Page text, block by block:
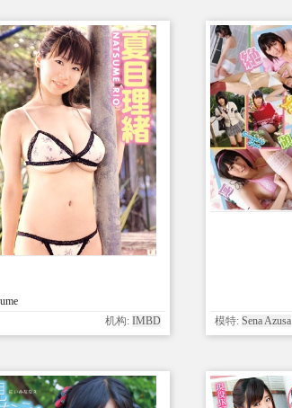
机构: IMBD
模特: Sena Azusa